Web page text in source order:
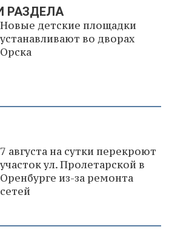
РАЗДЕЛА
Новые детские площадки
устанавливают во дворах
Орска
7 августа на сутки перекроют
участок ул. Пролетарской в
Оренбурге из-за ремонта
сетей